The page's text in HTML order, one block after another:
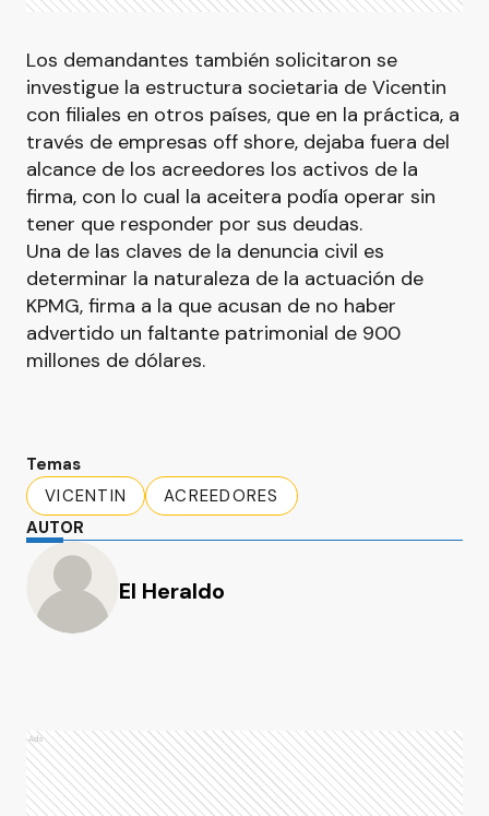
Los demandantes también solicitaron se
investigue la estructura societaria de Vicentin
con filiales en otros países, que en la práctica, a
través de empresas off shore, dejaba fuera del
alcance de los acreedores los activos de la
firma, con lo cual la aceitera podía operar sin
tener que responder por sus deudas.
Una de las claves de la denuncia civil es
determinar la naturaleza de la actuación de
KPMG, firma a la que acusan de no haber
advertido un faltante patrimonial de 900
millones de dólares.
Temas
VICENTIN
ACREEDORES
AUTOR
El Heraldo
Ads